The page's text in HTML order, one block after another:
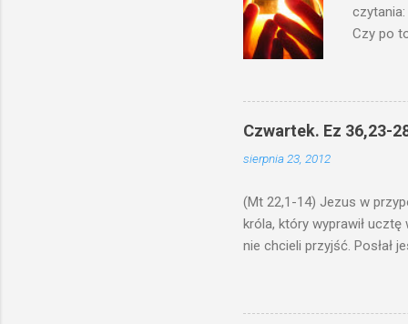
czytania:
Czy po
niechaj
ma. W
by je
Czwartek. Ez 36,23-
sierpnia 23, 2012
(Mt 22,1-14) Jezus w
króla, który wyprawił ucztę
nie chcieli przyjść. Posłał
swoje pole, drugi do
gniewem. Posłał swe